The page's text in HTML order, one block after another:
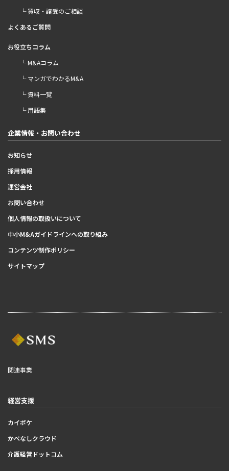
└ 買収・譲受のご相談
よくあるご質問
お役立ちコラム
└ M&Aコラム
└ マンガでわかるM&A
└ 資料一覧
└ 用語集
企業情報・お問い合わせ
お知らせ
採用情報
運営会社
お問い合わせ
個人情報の取扱いについて
中小M&Aガイドラインへの取り組み
コンテンツ制作ポリシー
サイトマップ
関連事業
経営支援
カイポケ
かべなしクラウド
介護経営ドットコム